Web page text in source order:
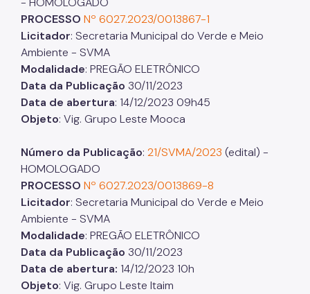
PROCESSO Nº 6027.2023/0013867-1
Licitador: Secretaria Municipal do Verde e Meio
Ambiente - SVMA
Modalidade: PREGÃO ELETRÔNICO
Data da Publicação 30/11/2023
Data de abertura: 14/12/2023 09h45
Objeto: Vig. Grupo Leste Mooca
Número da Publicação: 21/SVMA/2023 (edital) -
HOMOLOGADO
PROCESSO Nº 6027.2023/0013869-8
Licitador: Secretaria Municipal do Verde e Meio
Ambiente - SVMA
Modalidade: PREGÃO ELETRÔNICO
Data da Publicação 30/11/2023
Data de abertura: 14/12/2023 10h
Objeto: Vig. Grupo Leste Itaim